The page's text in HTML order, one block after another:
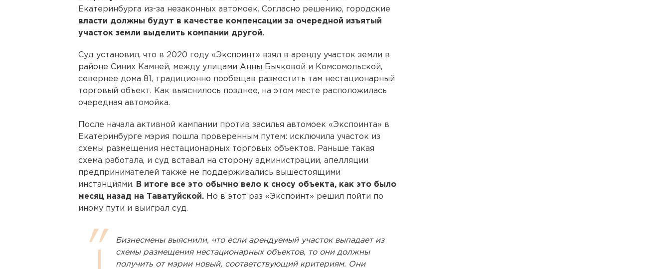
Екатеринбурга из-за незаконных автомоек. Согласно решению, городские
власти должны будут в качестве компенсации за очередной изъятый
участок земли выделить компании другой.
Суд установил, что в 2020 году «Экспоинт» взял в аренду участок земли в
районе Синих Камней, между улицами Анны Бычковой и Комсомольской,
севернее дома 81, традиционно пообещав разместить там нестационарный
торговый объект. Как выяснилось позднее, на этом месте расположилась
очередная автомойка.
После начала активной кампании против засилья автомоек «Экспоинта» в
Екатеринбурге мэрия пошла проверенным путем: исключила участок из
схемы размещения нестационарных торговых объектов. Раньше такая
схема работала, и суд вставал на сторону администрации, апелляции
предпринимателей также не поддерживались вышестоящими
инстанциями. В итоге все это обычно вело к сносу объекта, как это было
месяц назад на Таватуйской. Но в этот раз «Экспоинт» решил пойти по
иному пути и выиграл суд.
Бизнесмены выяснили, что если арендуемый участок выпадает из
схемы размещения нестационарных объектов, то они должны
получить от мэрии новый, соответствующий критериям. Они